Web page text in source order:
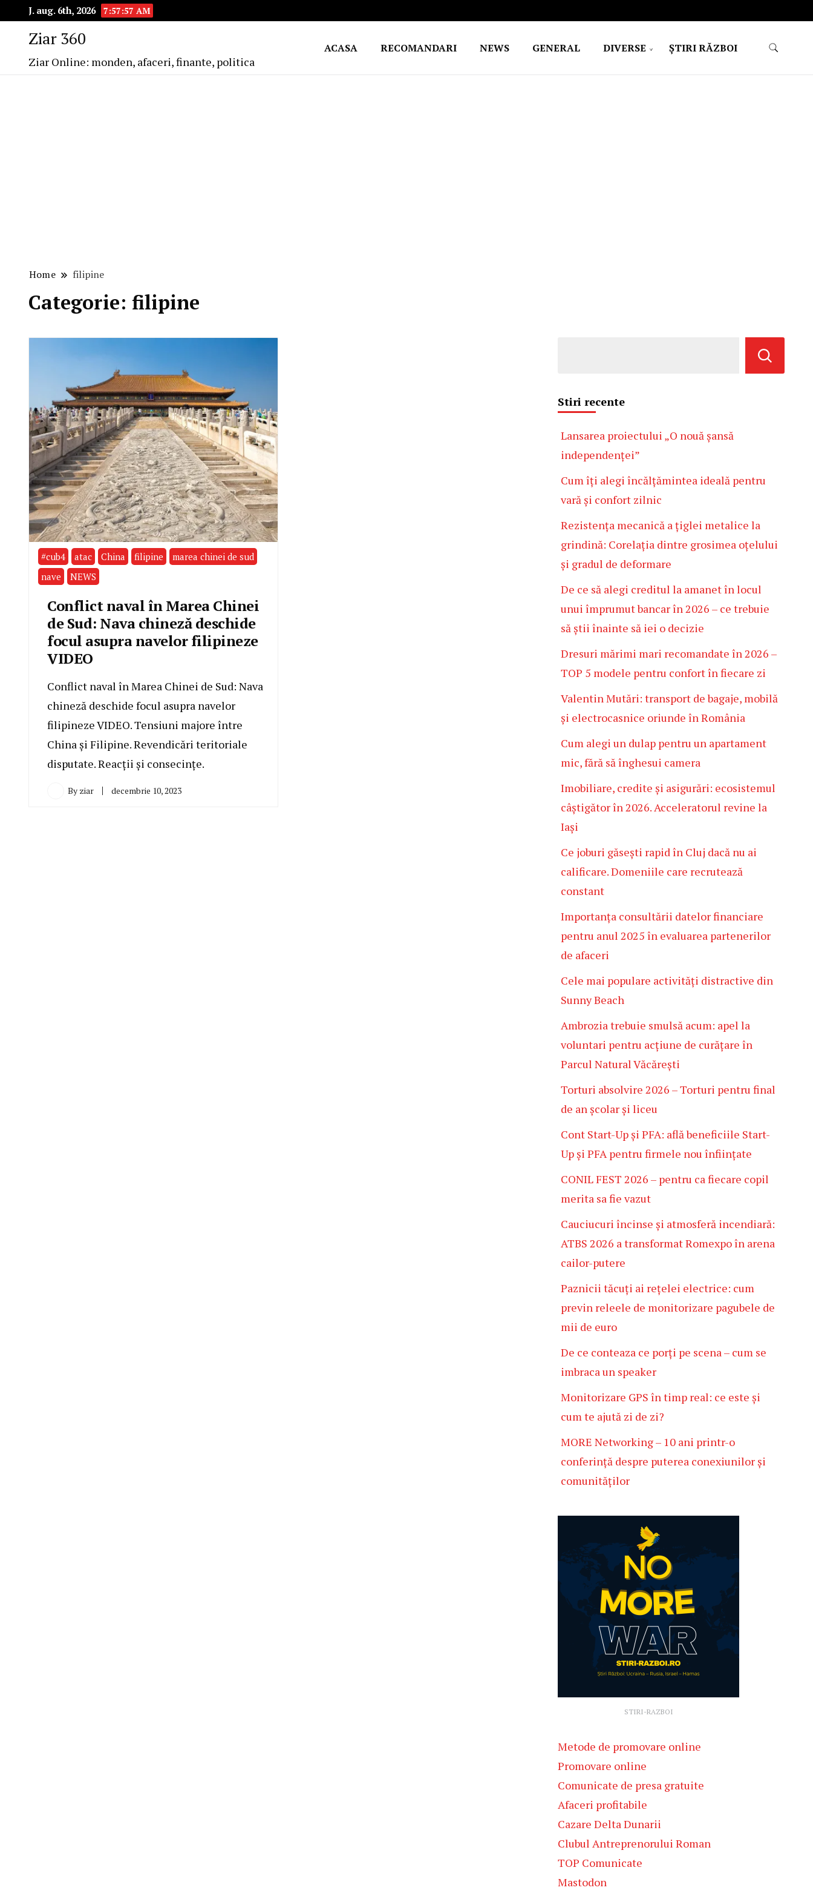
J. aug. 6th, 2026 7:57:58 AM
Ziar 360
Ziar Online: monden, afaceri, finante, politica
ACASA RECOMANDARI NEWS GENERAL DIVERSE ŞTIRI RĂZBOI
Home filipine
Categorie: filipine
#cub4 atac China filipine
marea chinei de sud
nave
NEWS
Conflict naval în Marea Chinei
de Sud: Nava chineză deschide
focul asupra navelor filipineze
VIDEO
Conflict naval în Marea Chinei de Sud: Nava
chineză deschide focul asupra navelor
filipineze VIDEO. Tensiuni majore între
China și Filipine. Revendicări teritoriale
disputate. Reacții și consecințe.
By ziar decembrie 10, 2023
Stiri recente
Lansarea proiectului „O nouă șansă
independenței”
Cum îți alegi încălțămintea ideală pentru
vară și confort zilnic
Rezistența mecanică a țiglei metalice la
grindină: Corelația dintre grosimea oțelului
și gradul de deformare
De ce să alegi creditul la amanet în locul
unui împrumut bancar în 2026 – ce trebuie
să știi înainte să iei o decizie
Dresuri mărimi mari recomandate în 2026 –
TOP 5 modele pentru confort în fiecare zi
Valentin Mutări: transport de bagaje, mobilă
și electrocasnice oriunde în România
Cum alegi un dulap pentru un apartament
mic, fără să înghesui camera
Imobiliare, credite și asigurări: ecosistemul
câștigător în 2026. Acceleratorul revine la
Iași
Ce joburi găsești rapid în Cluj dacă nu ai
calificare. Domeniile care recrutează
constant
Importanța consultării datelor financiare
pentru anul 2025 în evaluarea partenerilor
de afaceri
Cele mai populare activități distractive din
Sunny Beach
Ambrozia trebuie smulsă acum: apel la
voluntari pentru acțiune de curățare în
Parcul Natural Văcărești
Torturi absolvire 2026 – Torturi pentru final
de an școlar și liceu
Cont Start-Up și PFA: află beneficiile Start-
Up și PFA pentru firmele nou înființate
CONIL FEST 2026 – pentru ca fiecare copil
merita sa fie vazut
Cauciucuri încinse și atmosferă incendiară:
ATBS 2026 a transformat Romexpo în arena
cailor-putere
Paznicii tăcuți ai rețelei electrice: cum
previn releele de monitorizare pagubele de
mii de euro
De ce conteaza ce porți pe scena – cum se
imbraca un speaker
Monitorizare GPS în timp real: ce este și
cum te ajută zi de zi?
MORE Networking – 10 ani printr-o
conferință despre puterea conexiunilor și
comunităților
STIRI-RAZBOI
Metode de promovare online
Promovare online
Comunicate de presa gratuite
Afaceri profitabile
Cazare Delta Dunarii
Clubul Antreprenorului Roman
TOP Comunicate
Mastodon